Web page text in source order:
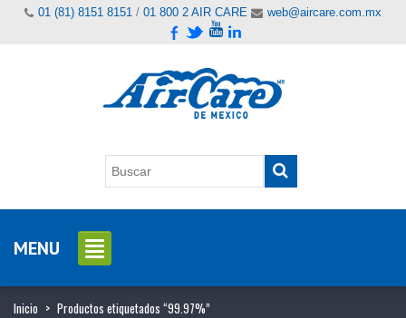
01 (81) 8151 8151 / 01 800 2 AIR CARE web@aircare.com.mx
MENU
Inicio > Productos etiquetados “99.97%”